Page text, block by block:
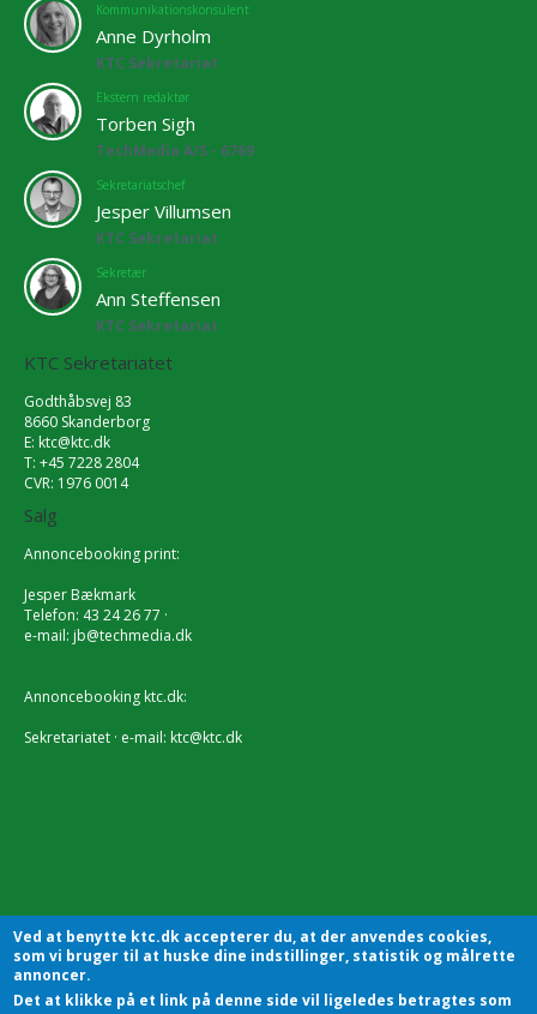
Kommunikationskonsulent
Anne Dyrholm
KTC Sekretariat
Ekstern redaktør
Torben Sigh
TechMedia A/S - 6769
Sekretariatschef
Jesper Villumsen
KTC Sekretariat
Sekretær
Ann Steffensen
KTC Sekretariat
KTC Sekretariatet
Godthåbsvej 83
8660 Skanderborg
E: ktc@ktc.dk
T: +45 7228 2804
CVR: 1976 0014
Salg
Annoncebooking print:
Jesper Bækmark
Telefon: 43 24 26 77 ·
e-mail: jb@techmedia.dk
Annoncebooking ktc.dk:
Sekretariatet · e-mail: ktc@ktc.dk
Ved at benytte ktc.dk accepterer du, at der anvendes cookies,
som vi bruger til at huske dine indstillinger, statistik og målrette
annoncer.
Det at klikke på et link på denne side vil ligeledes betragtes som